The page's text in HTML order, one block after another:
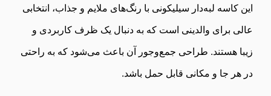
این کاسه لبه‌دار سیلیکونی با رنگ‌های ملایم و جذاب، انتخابی
عالی برای والدینی است که به دنبال یک ظرف کاربردی و
زیبا هستند. طراحی جمع‌وجور آن باعث می‌شود که به راحتی
در هر جا و مکانی قابل حمل باشد.